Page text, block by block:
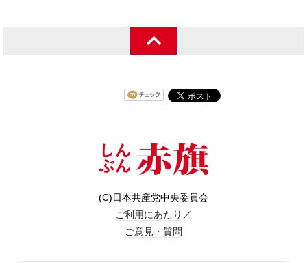
(C)日本共産党中央委員会
ご利用にあたり ／
ご意見・質問